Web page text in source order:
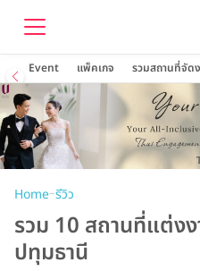
Event แพ็คเกจ รวมสถานที่จัด
Home–รีวิว
รวม 10 สถานที่แต่ง
ปทุมธานี